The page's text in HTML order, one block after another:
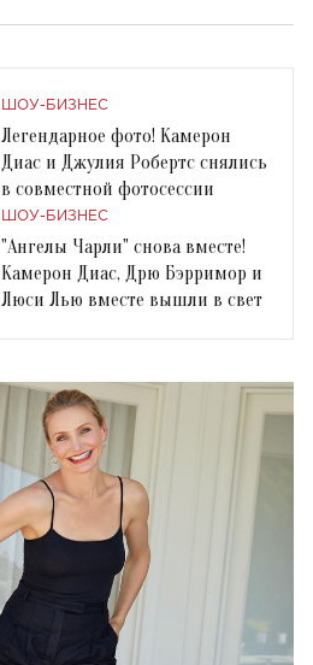
ШОУ-БИЗНЕС
Легендарное фото! Камерон
Диас и Джулия Робертс снялись
в совместной фотосессии
ШОУ-БИЗНЕС
"Ангелы Чарли" снова вместе!
Камерон Диас, Дрю Бэрримор и
Люси Лью вместе вышли в свет